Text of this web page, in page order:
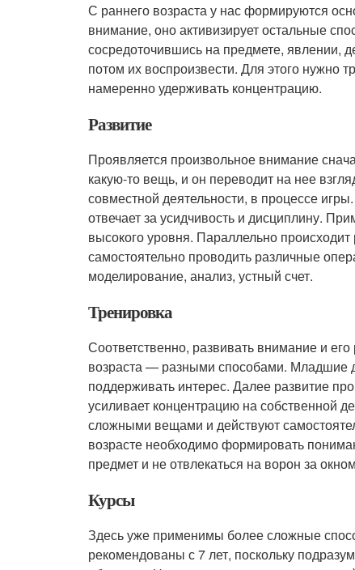
С раннего возраста у нас формируются
внимание, оно активизирует остальные
сосредоточившись на предмете, явлении,
потом их воспроизвести. Для этого нужно
намеренно удерживать концентрацию.
Развитие
Проявляется произвольное внимание
какую-то вещь, и он переводит на нее
совместной деятельности, в процессе
отвечает за усидчивость и дисциплину.
высокого уровня. Параллельно
самостоятельно проводить различные
моделирование, анализ, устный счет.
Тренировка
Соответственно, развивать внимание и
возраста — разными способами. Младшие
поддерживать интерес. Далее развитие
усиливает концентрацию на собственной
сложными вещами и действуют
возрасте необходимо формировать
предмет и не отвлекаться на ворон за
Курсы
Здесь уже применимы более сложные
рекомендованы с 7 лет, поскольку